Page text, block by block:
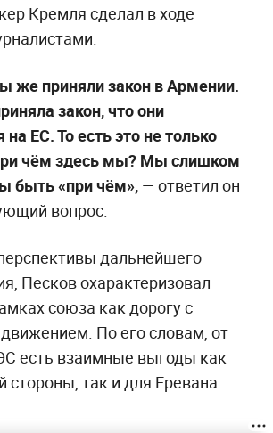
Кремля сделал в ходе
же приняли закон в Армении.
закон, что они
ЕС. То есть это не только
чём здесь мы? Мы слишком
быть «при чём»,— ответил он
вопрос.
дальнейшего
Песков охарактеризовал
союза как дорогу с
По его словам, от
есть взаимные выгоды как
стороны, так и для Еревана.